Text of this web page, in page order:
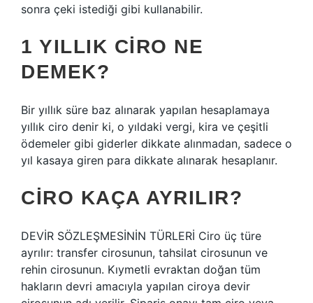
sonra çeki istediği gibi kullanabilir.
1 YILLIK CIRO NE
DEMEK?
Bir yıllık süre baz alınarak yapılan hesaplamaya
yıllık ciro denir ki, o yıldaki vergi, kira ve çeşitli
ödemeler gibi giderler dikkate alınmadan, sadece o
yıl kasaya giren para dikkate alınarak hesaplanır.
CIRO KAÇA AYRILIR?
DEVİR SÖZLEŞMESİNİN TÜRLERİ Ciro üç türe
ayrılır: transfer cirosunun, tahsilat cirosunun ve
rehin cirosunun. Kıymetli evraktan doğan tüm
hakların devri amacıyla yapılan ciroya devir